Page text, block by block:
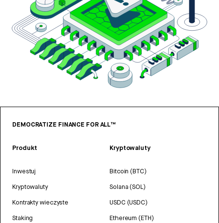
DEMOCRATIZE FINANCE FOR ALL™
Produkt
Inwestuj
Kryptowaluty
Kontrakty wieczyste
Staking
Kryptowaluty
Bitcoin (BTC)
Solana (SOL)
USDC (USDC)
Ethereum (ETH)